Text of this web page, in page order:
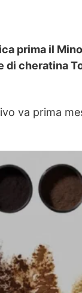
prima il
di cheratina
va prima